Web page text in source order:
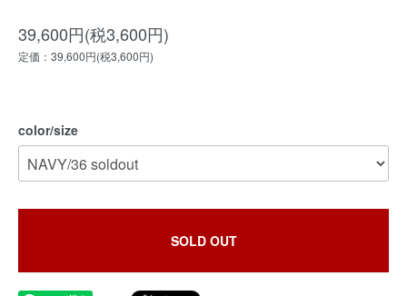
39,600円(税3,600円)
定価：39,600円(税3,600円)
color/size
SOLD OUT